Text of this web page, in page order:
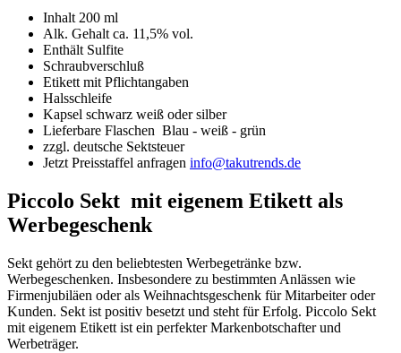
Inhalt 200 ml
Alk. Gehalt ca. 11,5% vol.
Enthält Sulfite
Schraubverschluß
Etikett mit Pflichtangaben
Halsschleife
Kapsel schwarz weiß oder silber
Lieferbare Flaschen Blau - weiß - grün
zzgl. deutsche Sektsteuer
Jetzt Preisstaffel anfragen info@takutrends.de
Piccolo Sekt mit eigenem Etikett als
Werbegeschenk
Sekt gehört zu den beliebtesten Werbegetränke bzw.
Werbegeschenken. Insbesondere zu bestimmten Anlässen wie
Firmenjubiläen oder als Weihnachtsgeschenk für Mitarbeiter oder
Kunden. Sekt ist positiv besetzt und steht für Erfolg. Piccolo Sekt
mit eigenem Etikett ist ein perfekter Markenbotschafter und
Werbeträger.